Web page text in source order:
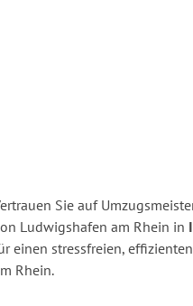
Sie auf
Ludwigshafen am Rhein in
einen stressfreien,
Rhein.